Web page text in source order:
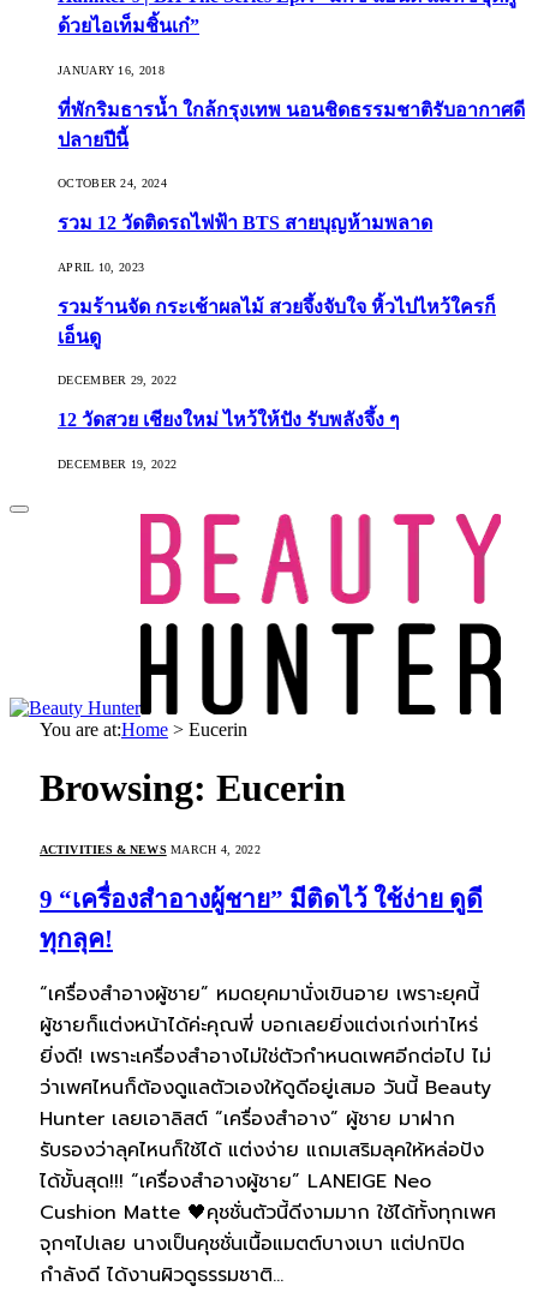
ด้วยไอเท็มชิ้นเก๋”
JANUARY 16, 2018
ที่พักริมธารน้ำ ใกล้กรุงเทพ นอนชิดธรรมชาติรับอากาศดี
ปลายปีนี้
OCTOBER 24, 2024
รวม 12 วัดติดรถไฟฟ้า BTS สายบุญห้ามพลาด
APRIL 10, 2023
รวมร้านจัด กระเช้าผลไม้ สวยจึ้งจับใจ หิ้วไปไหว้ใครก็
เอ็นดู
DECEMBER 29, 2022
12 วัดสวย เชียงใหม่ ไหว้ให้ปัง รับพลังจึ้ง ๆ
DECEMBER 19, 2022
You are at:Home > Eucerin
Browsing: Eucerin
ACTIVITIES & NEWS MARCH 4, 2022
9 “เครื่องสำอางผู้ชาย” มีติดไว้ ใช้ง่าย ดูดี
ทุกลุค!
“เครื่องสำอางผู้ชาย” หมดยุคมานั่งเขินอาย เพราะยุคนี้
ผู้ชายก็แต่งหน้าได้ค่ะคุณพี่ บอกเลยยิ่งแต่งเก่งเท่าไหร่
ยิ่งดี! เพราะเครื่องสำอางไม่ใช่ตัวกำหนดเพศอีกต่อไป ไม่
ว่าเพศไหนก็ต้องดูแลตัวเองให้ดูดีอยู่เสมอ วันนี้ Beauty
Hunter เลยเอาลิสต์ “เครื่องสำอาง” ผู้ชาย มาฝาก
รับรองว่าลุคไหนก็ใช้ได้ แต่งง่าย แถมเสริมลุคให้หล่อปัง
ได้ขั้นสุด!!! “เครื่องสำอางผู้ชาย” LANEIGE Neo
Cushion Matte 🖤คุชชั่นตัวนี้ดีงามมาก ใช้ได้ทั้งทุกเพศ
จุกๆไปเลย นางเป็นคุชชั่นเนื้อแมตต์บางเบา แต่ปกปิด
กำลังดี ได้งานผิวดูธรรมชาติ…